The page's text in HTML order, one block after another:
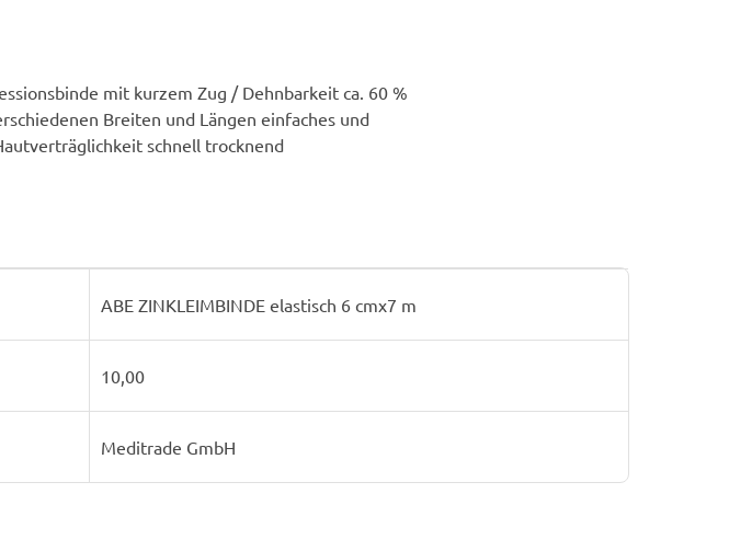
mit kurzem Zug / Dehnbarkeit ca. 60 %
Breiten und Längen einfaches und
schnell trocknend
ABE ZINKLEIMBINDE elastisch 6 cmx7 m
10,00
Meditrade GmbH